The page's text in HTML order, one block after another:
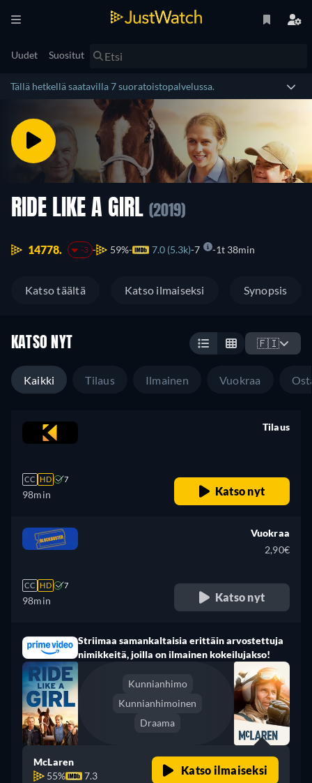
Uudet Suositut
Tällä hetkellä saatavilla 7 suoratoistopalvelussa.
RIDE LIKE A GIRL (2019)
14778. -3 59% 7.0 (5.3k) 7 1t 38min
Katso täältä Katso ilmaiseksi Synopsis
KATSO NYT 🇫🇮
Kaikki Tilaus Ilmainen Vuokraa
CC HD 7
98min
Tilaus
Katso nyt
CC HD 7
98min
Vuokraa
2,90€
Katso nyt
Striimaa samankaltaisia erittäin arvostettuja
nimikkeitä, joilla on ilmainen kokeilujakso!
Kunnianhimo
Kunnianhimoinen
Draama
McLaren
55%
7.3 Katso ilmaiseksi